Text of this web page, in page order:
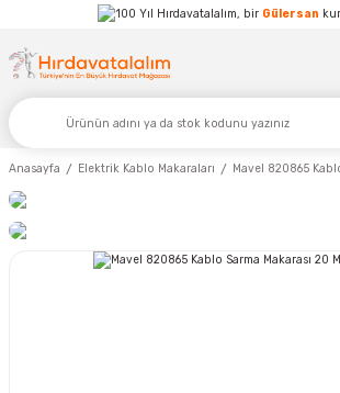
Hırdavatalalım, bir Gülersan
Anasayfa Elektrik Kablo Makaraları Mavel 820865